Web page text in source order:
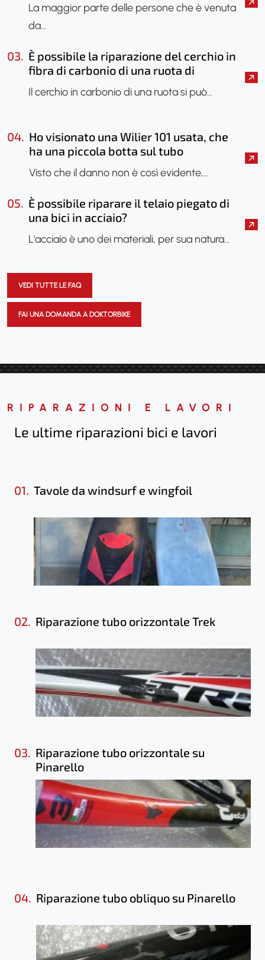
La maggior parte delle persone che è venuta
da…
03. È possibile la riparazione del cerchio in
fibra di carbonio di una ruota di
bicicletta?
Il cerchio in carbonio di una ruota si può…
04. Ho visionato una Wilier 101 usata, che
ha una piccola botta sul tubo
orizzontale, sembra che sia saltato
solo lo smalto, è il caso di farla vedere?
Si potrebbe fare una radiografia per
verificare se il telaio ha subito danni?
Visto che il danno non è così evidente,…
05. È possibile riparare il telaio piegato di
una bici in acciaio?
L'acciaio è uno dei materiali, per sua natura…
VEDI TUTTE LE FAQ
FAI UNA DOMANDA A DOKTORBIKE
RIPARAZIONI E LAVORI
Le ultime riparazioni bici e lavori
01. Tavole da windsurf e wingfoil
02. Riparazione tubo orizzontale Trek
03. Riparazione tubo orizzontale su
Pinarello
04. Riparazione tubo obliquo su Pinarello